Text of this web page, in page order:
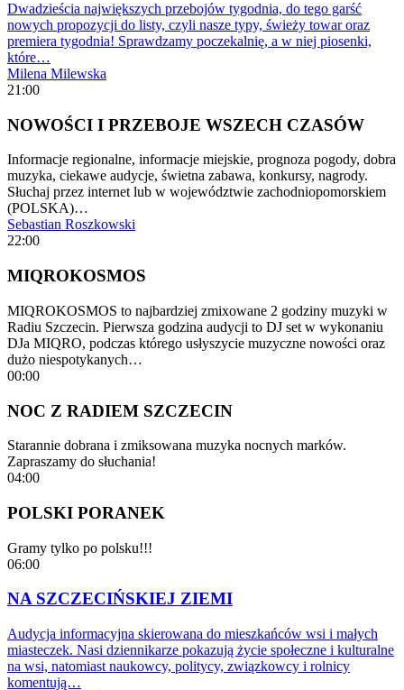
Dwadzieścia największych przebojów tygodnia, do tego garść
nowych propozycji do listy, czyli nasze typy, świeży towar oraz
premiera tygodnia! Sprawdzamy poczekalnię, a w niej piosenki,
które…
Milena Milewska
21:00
NOWOŚCI I PRZEBOJE WSZECH CZASÓW
Informacje regionalne, informacje miejskie, prognoza pogody, dobra
muzyka, ciekawe audycje, świetna zabawa, konkursy, nagrody.
Słuchaj przez internet lub w województwie zachodniopomorskiem
(POLSKA)…
Sebastian Roszkowski
22:00
MIQROKOSMOS
MIQROKOSMOS to najbardziej zmixowane 2 godziny muzyki w
Radiu Szczecin. Pierwsza godzina audycji to DJ set w wykonaniu
DJa MIQRO, podczas którego usłyszycie muzyczne nowości oraz
dużo niespotykanych…
00:00
NOC Z RADIEM SZCZECIN
Starannie dobrana i zmiksowana muzyka nocnych marków.
Zapraszamy do słuchania!
04:00
POLSKI PORANEK
Gramy tylko po polsku!!!
06:00
NA SZCZECIŃSKIEJ ZIEMI
Audycja informacyjna skierowana do mieszkańców wsi i małych
miasteczek. Nasi dziennikarze pokazują życie społeczne i kulturalne
na wsi, natomiast naukowcy, politycy, związkowcy i rolnicy
komentują…